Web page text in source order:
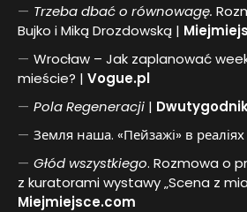
Trzeba dbać o równowagę.
Bujko i Miką Drozdowską |
Wrocław – Jak zaplanować
mieście? | Vogue.pl
PolaRegeneracji |
Земля наша. «Пейзажі» в
Głód wszystkiego. Rozmowa o
z kuratorami wystawy „Scena z
Miejmiejsce.com